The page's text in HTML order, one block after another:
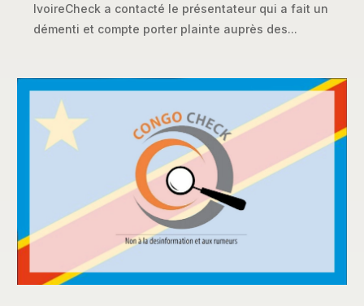
IvoireCheck a contacté le présentateur qui a fait un
démenti et compte porter plainte auprès des...